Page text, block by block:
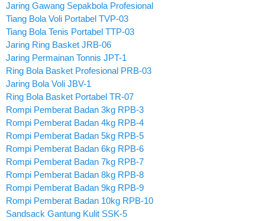
Jaring Gawang Sepakbola Profesional
Tiang Bola Voli Portabel TVP-03
Tiang Bola Tenis Portabel TTP-03
Jaring Ring Basket JRB-06
Jaring Permainan Tonnis JPT-1
Ring Bola Basket Profesional PRB-03
Jaring Bola Voli JBV-1
Ring Bola Basket Portabel TR-07
Rompi Pemberat Badan 3kg RPB-3
Rompi Pemberat Badan 4kg RPB-4
Rompi Pemberat Badan 5kg RPB-5
Rompi Pemberat Badan 6kg RPB-6
Rompi Pemberat Badan 7kg RPB-7
Rompi Pemberat Badan 8kg RPB-8
Rompi Pemberat Badan 9kg RPB-9
Rompi Pemberat Badan 10kg RPB-10
Sandsack Gantung Kulit SSK-5